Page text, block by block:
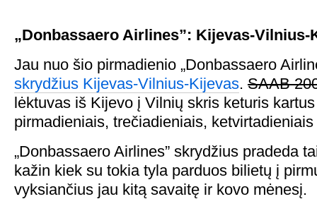
„Donbassaero Airlines”: Kijevas-Vilnius-
Jau nuo šio pirmadienio „Donbassaero
skrydžius Kijevas-Vilnius-Kijevas. SAAB
lėktuvas iš Kijevo į Vilnių skris keturis
pirmadieniais, trečiadieniais,
„Donbassaero Airlines” skrydžius pradeda
kažin kiek su tokia tyla parduos bilietų į
vyksiančius jau kitą savaitę ir kovo mėnesį.